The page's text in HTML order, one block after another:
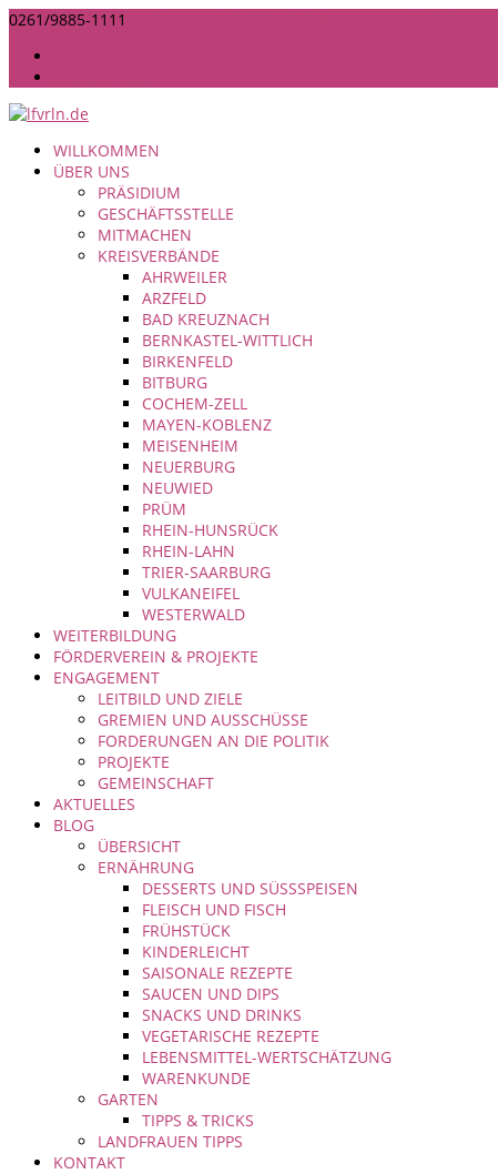
0261/9885-1111
WILLKOMMEN
ÜBER UNS
PRÄSIDIUM
GESCHÄFTSSTELLE
MITMACHEN
KREISVERBÄNDE
AHRWEILER
ARZFELD
BAD KREUZNACH
BERNKASTEL-WITTLICH
BIRKENFELD
BITBURG
COCHEM-ZELL
MAYEN-KOBLENZ
MEISENHEIM
NEUERBURG
NEUWIED
PRÜM
RHEIN-HUNSRÜCK
RHEIN-LAHN
TRIER-SAARBURG
VULKANEIFEL
WESTERWALD
WEITERBILDUNG
FÖRDERVEREIN & PROJEKTE
ENGAGEMENT
LEITBILD UND ZIELE
GREMIEN UND AUSSCHÜSSE
FORDERUNGEN AN DIE POLITIK
PROJEKTE
GEMEINSCHAFT
AKTUELLES
BLOG
ÜBERSICHT
ERNÄHRUNG
DESSERTS UND SÜSSSPEISEN
FLEISCH UND FISCH
FRÜHSTÜCK
KINDERLEICHT
SAISONALE REZEPTE
SAUCEN UND DIPS
SNACKS UND DRINKS
VEGETARISCHE REZEPTE
LEBENSMITTEL-WERTSCHÄTZUNG
WARENKUNDE
GARTEN
TIPPS & TRICKS
LANDFRAUEN TIPPS
KONTAKT